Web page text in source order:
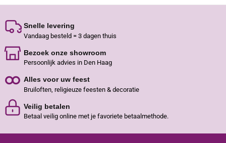
Snelle levering
Vandaag besteld = 3 dagen thuis
Bezoek onze showroom
Persoonlijk advies in Den Haag
Alles voor uw feest
Bruiloften, religieuze feesten & decoratie
Veilig betalen
Betaal veilig online met je favoriete betaalmethode.